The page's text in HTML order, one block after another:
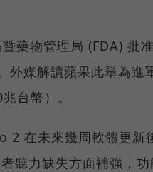
藥物管理局 (FDA) 批
外媒解讀蘋果此舉為進
台幣）。
在未來幾周軟體更新
聽力缺失方面補強，